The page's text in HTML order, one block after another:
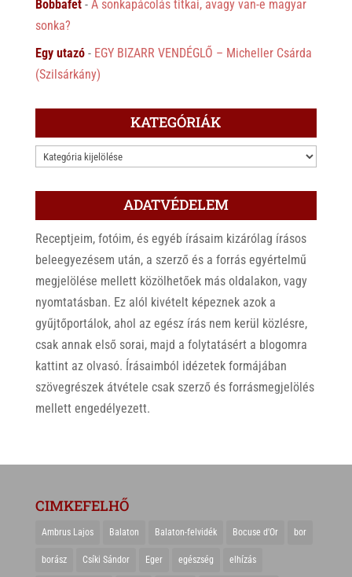
Bobbafet- A sonkapácolás titkai, avagy van-e magyar
sonka?
Egy utazó- EGY BIZARR VENDÉGLŐ – Micheller Csárda
(Szilsárkány)
KATEGÓRIÁK
KATEGÓRIÁK
ADATVÉDELEM
Receptjeim, fotóim, és egyéb írásaim kizárólag írásos
beleegyezésem után, a szerző és a forrás egyértelmű
megjelölése mellett közölhetőek más oldalakon, vagy
nyomtatásban. Ez alól kivételt képeznek azok a
gyűjtőportálok, ahol az egész írás nem kerül közlésre,
csak annak első sorai, majd a folytatásért a blogomra
kattint az olvasó. Írásaimból idézetek formájában
szövegrészek átvétele csak szerző és forrásmegjelölés
mellett engedélyezett.
CIMKEFELHŐ
Ambrus Lajos Balaton Balaton-felvidék Bocuse d'Or bor
borász Csíki Sándor Eger egészség elhízás